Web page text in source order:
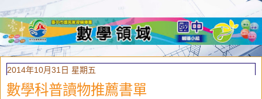
2014年10月31日 星期五
數學科普讀物推薦書單